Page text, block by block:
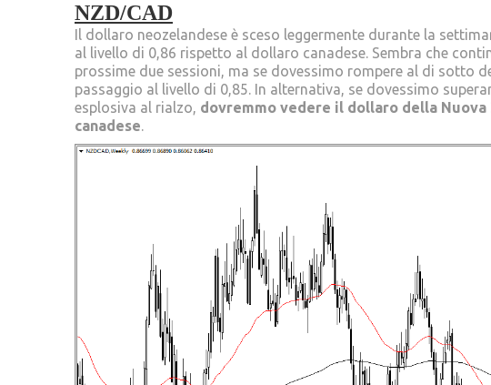
NZD/CAD
Il dollaro neozelandese è sceso leggermente durante la
al livello di 0,86 rispetto al dollaro canadese. Sembra che
prossime due sessioni, ma se dovessimo rompere al di sotto
passaggio al livello di 0,85. In alternativa, se dovessimo
esplosiva al rialzo, dovremmo vedere il dollaro della
canadese.